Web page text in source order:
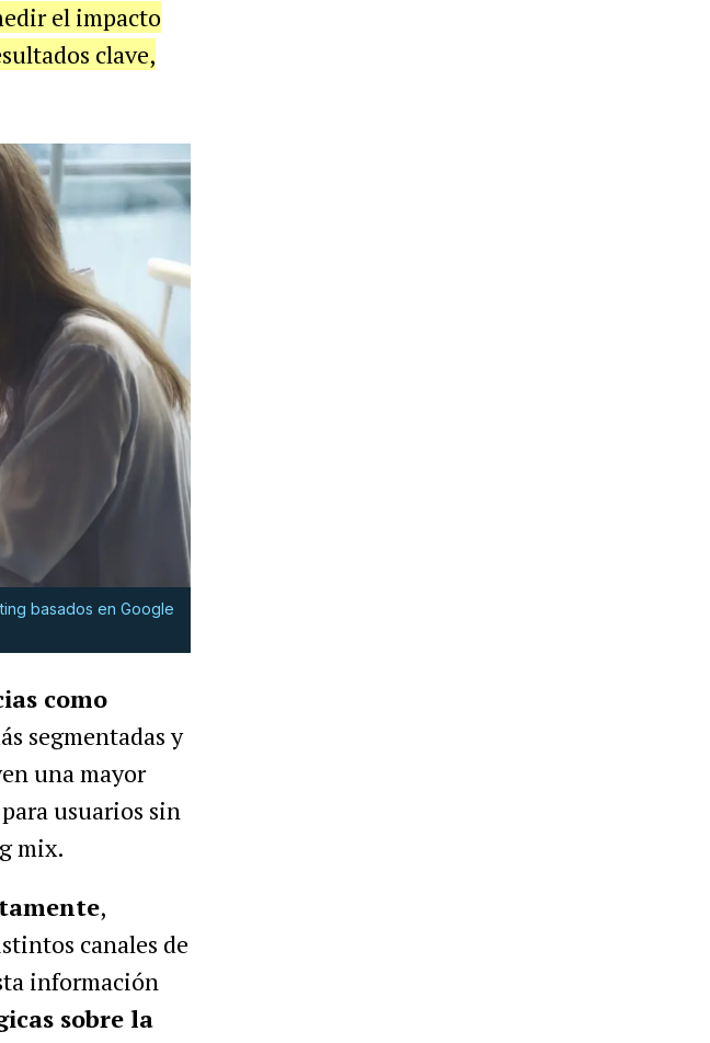
el impacto
clave,
basados en Google
como
segmentadas y
una mayor
usuarios sin
mix.
,
canales de
información
sobre la